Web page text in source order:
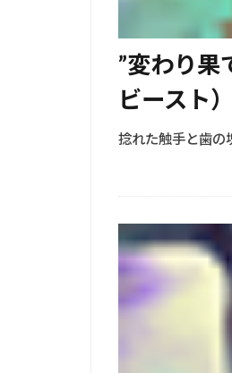
”変わり果
ビースト）
捻れた触手と歯の